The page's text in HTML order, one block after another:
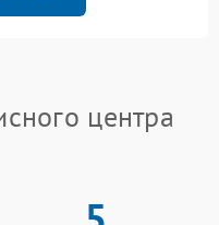
центра